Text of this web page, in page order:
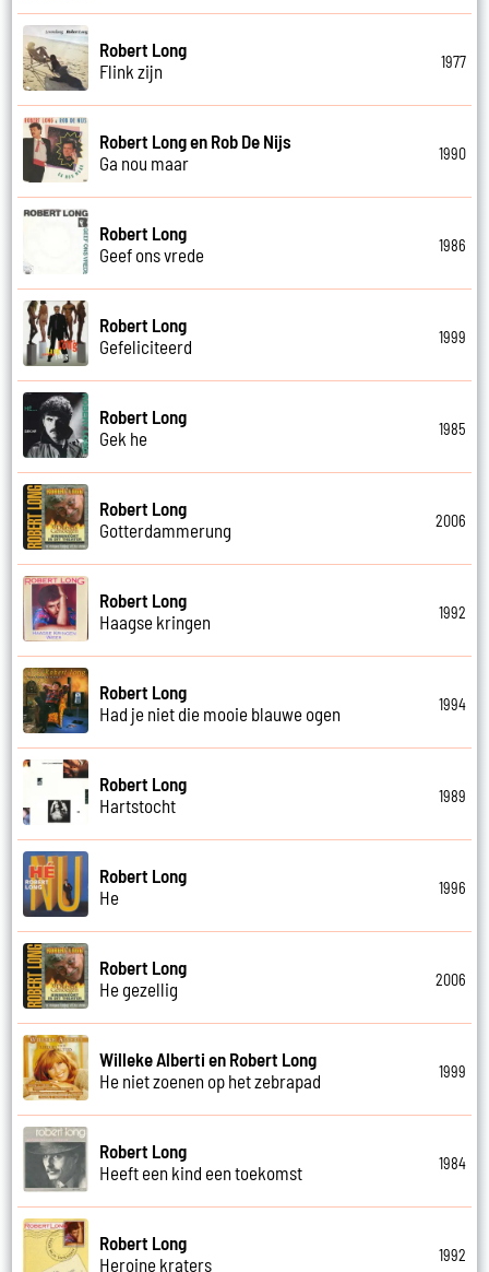
Robert Long
Flink zijn
1977
Robert Long en Rob De Nijs
Ga nou maar
1990
Robert Long
Geef ons vrede
1986
Robert Long
Gefeliciteerd
1999
Robert Long
Gek he
1985
Robert Long
Gotterdammerung
2006
Robert Long
Haagse kringen
1992
Robert Long
Had je niet die mooie blauwe ogen
1994
Robert Long
Hartstocht
1989
Robert Long
He
1996
Robert Long
He gezellig
2006
Willeke Alberti en Robert Long
He niet zoenen op het zebrapad
1999
Robert Long
Heeft een kind een toekomst
1984
Robert Long
Heroine kraters
1992